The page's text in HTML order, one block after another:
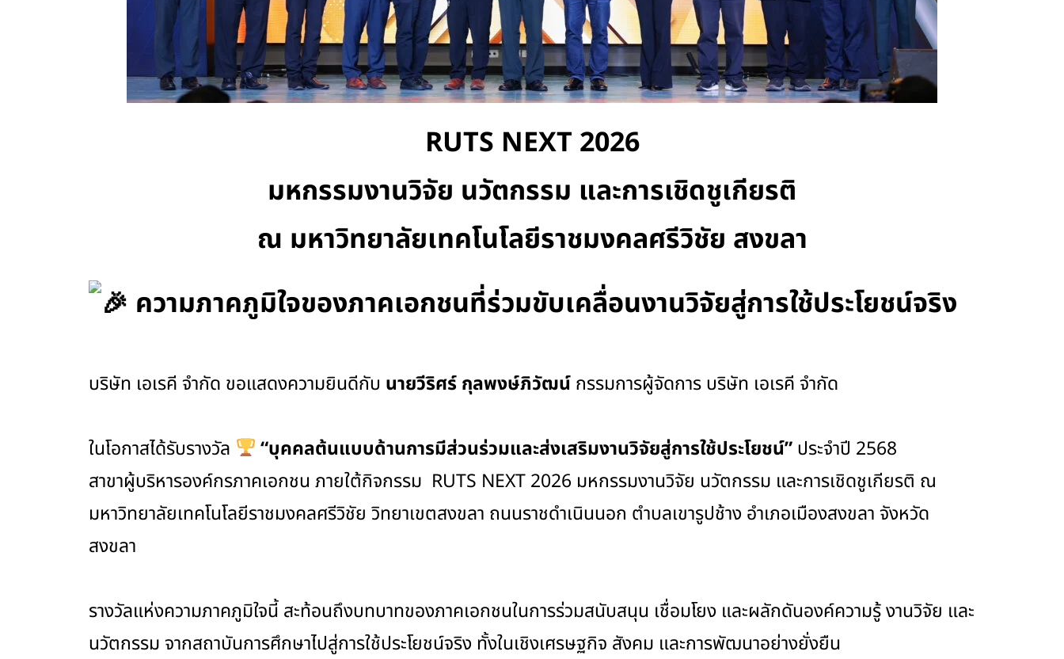
RUTS NEXT 2026
มหกรรมงานวิจัย นวัตกรรม และการเชิดชูเกียรติ
ณ มหาวิทยาลัยเทคโนโลยีราชมงคลศรีวิชัย สงขลา
ความภาคภูมิใจของภาคเอกชนที่ร่วมขับเคลื่อนงานวิจัยสู่การใช้ประโยชน์จริง
บริษัท เอเรคี จำกัด ขอแสดงความยินดีกับ นายวีริศร์ กุลพงษ์ภิวัฒน์ กรรมการผู้จัดการ บริษัท เอเรคี จำกัด
ในโอกาสได้รับรางวัล “บุคคลต้นแบบด้านการมีส่วนร่วมและส่งเสริมงานวิจัยสู่การใช้ประโยชน์” ประจำปี 2568
สาขาผู้บริหารองค์กรภาคเอกชน ภายใต้กิจกรรม RUTS NEXT 2026 มหกรรมงานวิจัย นวัตกรรม และการเชิดชูเกียรติ ณ
มหาวิทยาลัยเทคโนโลยีราชมงคลศรีวิชัย วิทยาเขตสงขลา ถนนราชดำเนินนอก ตำบลเขารูปช้าง อำเภอเมืองสงขลา จังหวัด
สงขลา
รางวัลแห่งความภาคภูมิใจนี้ สะท้อนถึงบทบาทของภาคเอกชนในการร่วมสนับสนุน เชื่อมโยง และผลักดันองค์ความรู้ งานวิจัย และ
นวัตกรรม จากสถาบันการศึกษาไปสู่การใช้ประโยชน์จริง ทั้งในเชิงเศรษฐกิจ สังคม และการพัฒนาอย่างยั่งยืน